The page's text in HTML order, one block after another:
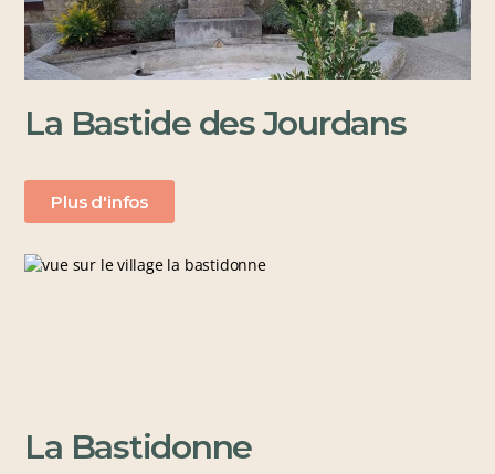
La Bastide des Jourdans
Plus d'infos
La Bastidonne